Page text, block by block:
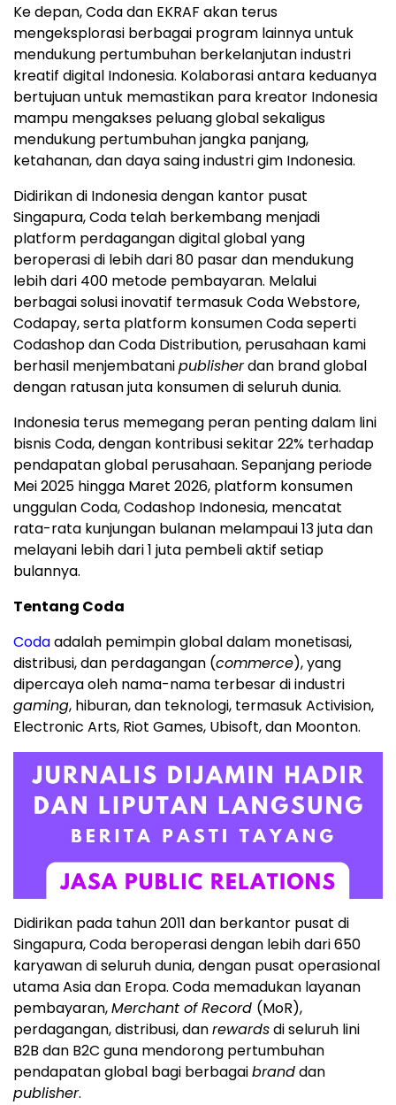
Ke depan, Coda dan EKRAF akan terus
mengeksplorasi berbagai program lainnya untuk
mendukung pertumbuhan berkelanjutan industri
kreatif digital Indonesia. Kolaborasi antara keduanya
bertujuan untuk memastikan para kreator Indonesia
mampu mengakses peluang global sekaligus
mendukung pertumbuhan jangka panjang,
ketahanan, dan daya saing industri gim Indonesia.
Didirikan di Indonesia dengan kantor pusat
Singapura, Coda telah berkembang menjadi
platform perdagangan digital global yang
beroperasi di lebih dari 80 pasar dan mendukung
lebih dari 400 metode pembayaran. Melalui
berbagai solusi inovatif termasuk Coda Webstore,
Codapay, serta platform konsumen Coda seperti
Codashop dan Coda Distribution, perusahaan kami
berhasil menjembatanipublisherdan brand global
dengan ratusan juta konsumen di seluruh dunia.
Indonesia terus memegang peran penting dalam lini
bisnis Coda, dengan kontribusi sekitar 22% terhadap
pendapatan global perusahaan. Sepanjang periode
Mei 2025 hingga Maret 2026, platform konsumen
unggulan Coda, Codashop Indonesia, mencatat
rata-rata kunjungan bulanan melampaui 13 juta dan
melayani lebih dari 1 juta pembeli aktif setiap
bulannya.
Tentang Coda
Codaadalah pemimpin global dalam monetisasi,
distribusi, dan perdagangan (commerce), yang
dipercaya oleh nama-nama terbesar di industri
gaming, hiburan, dan teknologi, termasuk Activision,
Electronic Arts, Riot Games, Ubisoft, dan Moonton.
Didirikan pada tahun 2011 dan berkantor pusat di
Singapura, Coda beroperasi dengan lebih dari 650
karyawan di seluruh dunia, dengan pusat operasional
utama Asia dan Eropa. Coda memadukan layanan
pembayaran,Merchant of Record (MoR),
perdagangan, distribusi, danrewardsdi seluruh lini
B2B dan B2C guna mendorong pertumbuhan
pendapatan global bagi berbagaibranddan
publisher.